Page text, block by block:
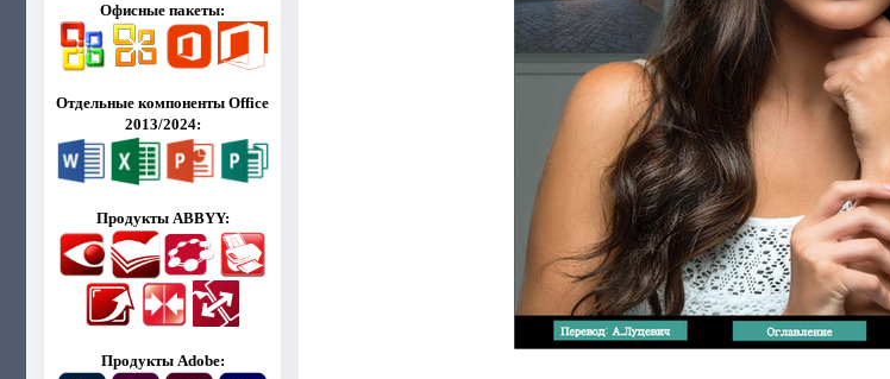
Офисные пакеты:
Отдельные компоненты Office
2013/2024:
Продукты ABBYY:
Продукты Adobe: